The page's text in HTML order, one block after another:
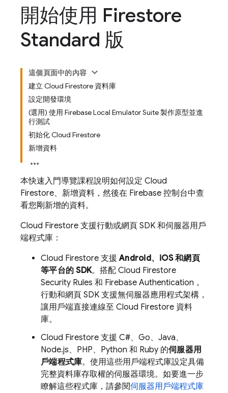
開始使用 Firestore
Standard 版
這個頁面中的內容
建立 Cloud Firestore 資料庫
設定開發環境
(選用) 使用 Firebase Local Emulator Suite 製作原型並進
行測試
初始化 Cloud Firestore
新增資料
本快速入門導覽課程說明如何設定 Cloud
Firestore、新增資料，然後在 Firebase 控制台中查
看您剛新增的資料。
Cloud Firestore 支援行動或網頁 SDK 和伺服器用戶
端程式庫：
Cloud Firestore 支援Android、iOS 和網頁
等平台的 SDK。搭配 Cloud Firestore
Security Rules 和 Firebase Authentication ，
行動和網頁 SDK 支援無伺服器應用程式架構，
讓用戶端直接連線至 Cloud Firestore 資料
庫。
Cloud Firestore 支援 C#、Go、Java、
Node.js、PHP、Python 和 Ruby 的伺服器用
戶端程式庫。使用這些用戶端程式庫設定具備
完整資料庫存取權的伺服器環境。如要進一步
瞭解這些程式庫，請參閱伺服器用戶端程式庫